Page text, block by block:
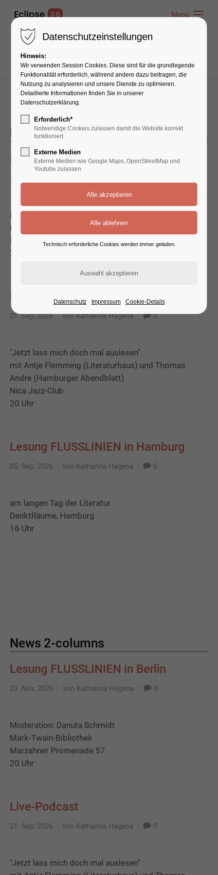
Menu
News 3-columns
Lesung FLUSSLINIEN in Berlin
23. Nov, 2026
Moderation: Danuta Schmidt
Mark-Twain-Bibliothek
Marzahner Promenade 57
20 Uhr
Live-Podcast
21. Sep, 2026 von Katharina Hagena 0
"Jetzt lass mich doch mal auslesen"
mit Antje Flemming (Literaturhaus) und Thomas
Andre (Hamburger Abendblatt)
Nica Jazz-Club
20 Uhr
Lesung FLUSSLINIEN in Hamburg
05. Sep, 2026 von Katharina Hagena 0
am langen Tag der Literatur
DenktRäume, Hamburg
16 Uhr
News 2-columns
Lesung FLUSSLINIEN in Berlin
23. Nov, 2026 von Katharina Hagena 0
Moderation: Danuta Schmidt
Mark-Twain-Bibliothek
Marzahner Promenade 57
20 Uhr
Live-Podcast
21. Sep, 2026 von Katharina Hagena 0
"Jetzt lass mich doch mal auslesen"
Datenschutzeinstellungen
Hinweis:
Wir verwenden Session Cookies. Diese sind für die grundlegende
Funktionalität erforderlich, während andere dazu beitragen, die
Nutzung zu analysieren und unsere Dienste zu optimieren.
Detaillierte Informationen finden Sie in unserer
Datenschutzerklärung.
Erforderlich*
Notwendige Cookies zulassen damit die Website korrekt
funktioniert
Externe Medien
Externe Medien wie Google Maps, OpenStreetMap und
Youtube zulassen
Technisch erforderliche Cookies werden immer geladen.
Datenschutz Impressum Cookie-Details
Menu